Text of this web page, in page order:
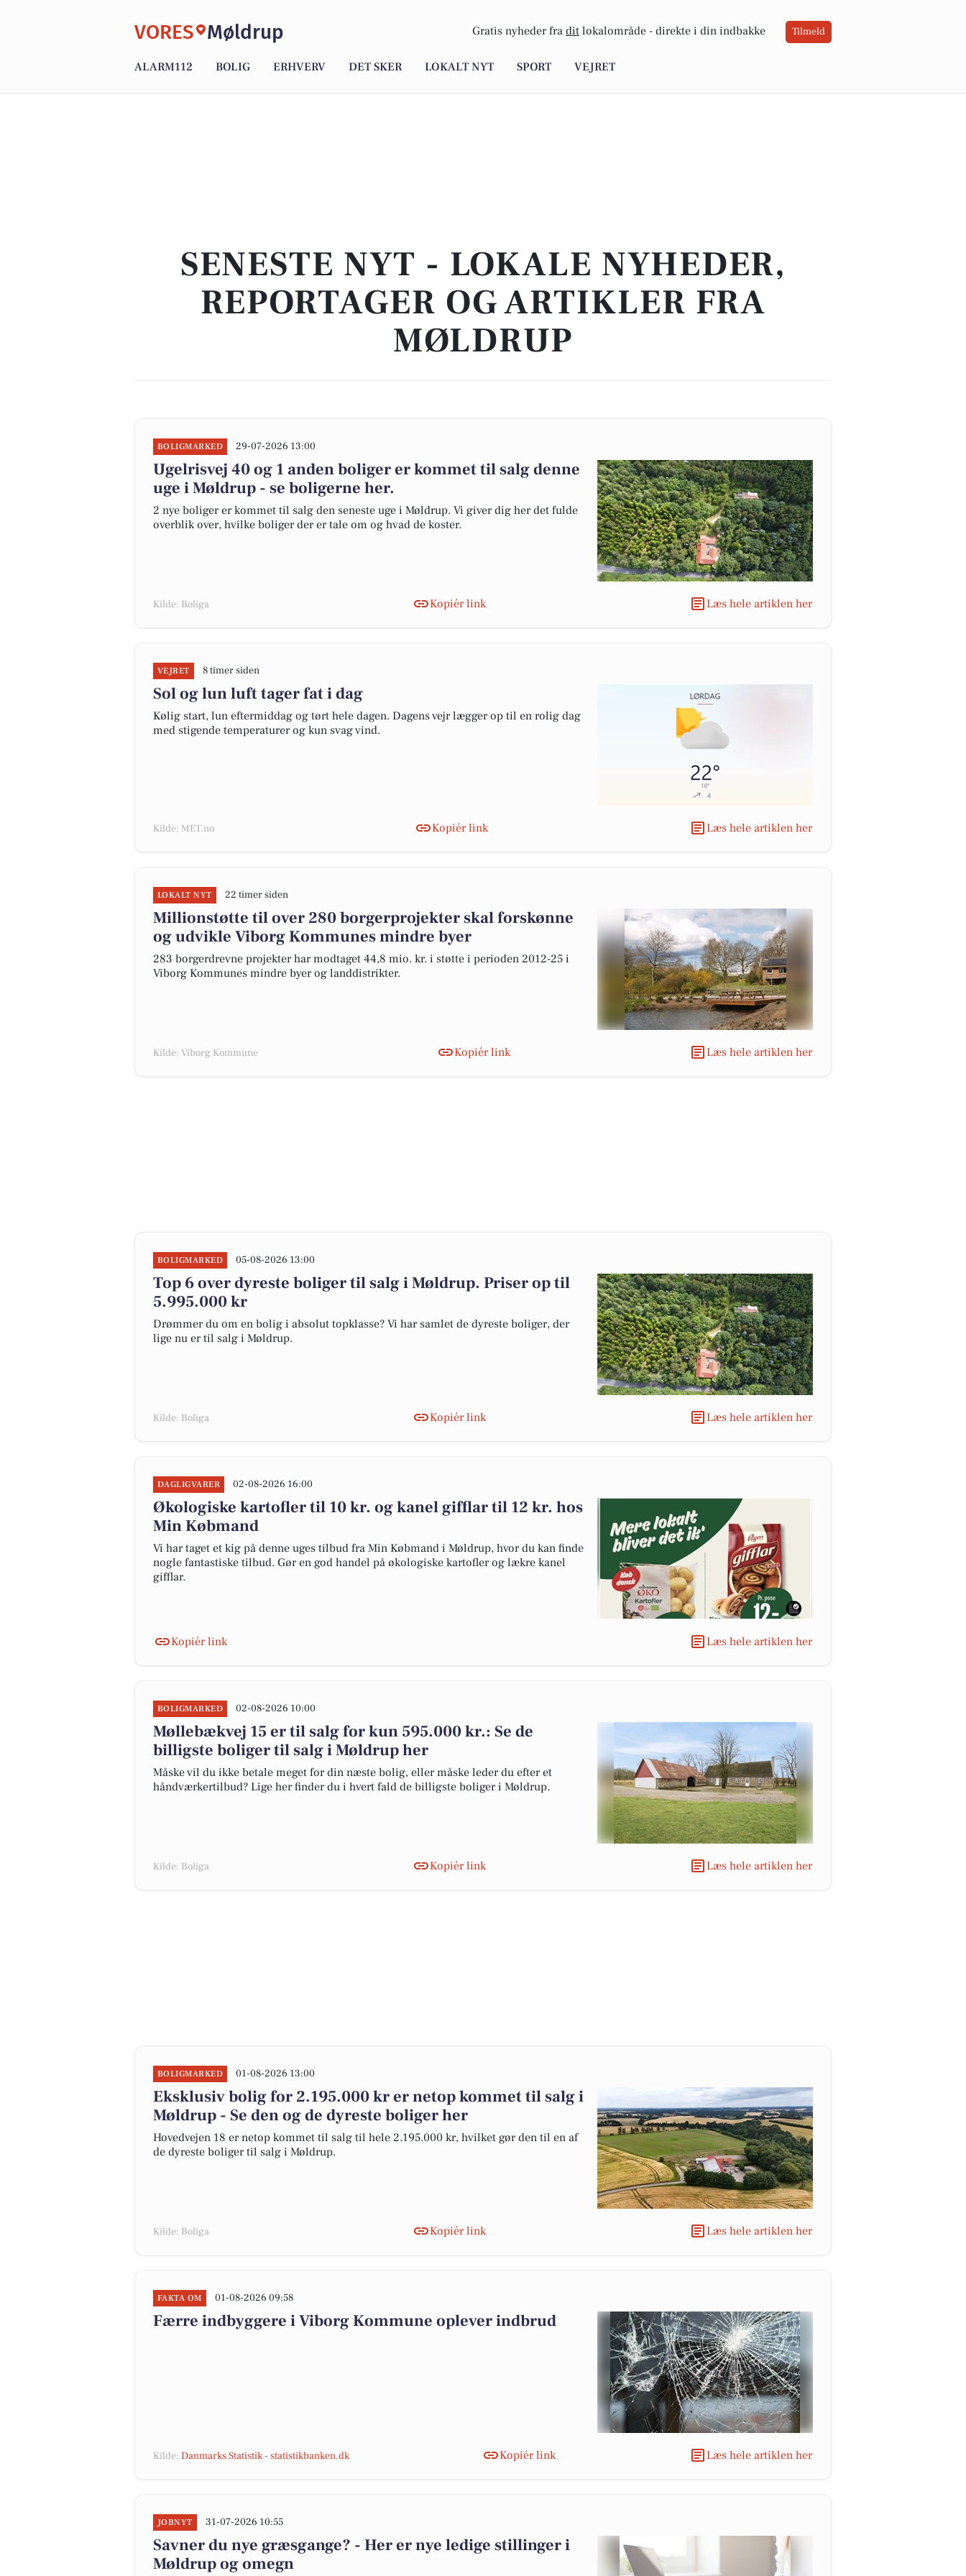
VORES Møldrup Gratis nyheder fra dit lokalområde - direkte i din indbakke Tilmeld
ALARM112 BOLIG ERHVERV DET SKER LOKALT NYT SPORT VEJRET
SENESTE NYT - LOKALE NYHEDER,
REPORTAGER OG ARTIKLER FRA
MØLDRUP
BOLIGMARKED 29-07-2026 13:00
Ugelrisvej 40 og 1 anden boliger er kommet til salg denne
uge i Møldrup - se boligerne her.
2 nye boliger er kommet til salg den seneste uge i Møldrup. Vi giver dig her det fulde
overblik over, hvilke boliger der er tale om og hvad de koster.
Kilde: Boliga Kopiér link Læs hele artiklen her
VEJRET 8 timer siden
Sol og lun luft tager fat i dag
Kølig start, lun eftermiddag og tørt hele dagen. Dagens vejr lægger op til en rolig dag
med stigende temperaturer og kun svag vind.
Kilde: MET.no Kopiér link Læs hele artiklen her
LOKALT NYT 22 timer siden
Millionstøtte til over 280 borgerprojekter skal forskønne
og udvikle Viborg Kommunes mindre byer
283 borgerdrevne projekter har modtaget 44,8 mio. kr. i støtte i perioden 2012-25 i
Viborg Kommunes mindre byer og landdistrikter.
Kilde: Viborg Kommune Kopiér link Læs hele artiklen her
BOLIGMARKED 05-08-2026 13:00
Top 6 over dyreste boliger til salg i Møldrup. Priser op til
5.995.000 kr
Drømmer du om en bolig i absolut topklasse? Vi har samlet de dyreste boliger, der
lige nu er til salg i Møldrup.
Kilde: Boliga Kopiér link Læs hele artiklen her
DAGLIGVARER 02-08-2026 16:00
Økologiske kartofler til 10 kr. og kanel gifflar til 12 kr. hos
Min Købmand
Vi har taget et kig på denne uges tilbud fra Min Købmand i Møldrup, hvor du kan finde
nogle fantastiske tilbud. Gør en god handel på økologiske kartofler og lækre kanel
gifflar.
Kopiér link Læs hele artiklen her
BOLIGMARKED 02-08-2026 10:00
Møllebækvej 15 er til salg for kun 595.000 kr.: Se de
billigste boliger til salg i Møldrup her
Måske vil du ikke betale meget for din næste bolig, eller måske leder du efter et
håndværkertilbud? Lige her finder du i hvert fald de billigste boliger i Møldrup.
Kilde: Boliga Kopiér link Læs hele artiklen her
BOLIGMARKED 01-08-2026 13:00
Eksklusiv bolig for 2.195.000 kr er netop kommet til salg i
Møldrup - Se den og de dyreste boliger her
Hovedvejen 18 er netop kommet til salg til hele 2.195.000 kr, hvilket gør den til en af
de dyreste boliger til salg i Møldrup.
Kilde: Boliga Kopiér link Læs hele artiklen her
FAKTA OM 01-08-2026 09:58
Færre indbyggere i Viborg Kommune oplever indbrud
Kilde: Danmarks Statistik - statistikbanken.dk Kopiér link Læs hele artiklen her
JOBNYT 31-07-2026 10:55
Savner du nye græsgange? - Her er nye ledige stillinger i
Møldrup og omegn